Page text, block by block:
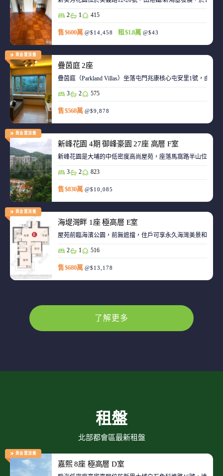
2 1 415
售 $600萬 @$14,458 租 $1.8萬 @$43
黃金置頂盤
疊茵庭 2座
疊茵庭（Parkland Villas）坐落屯門兆康核心屯安里1號，由
3 2 575
售 $568萬 @$9,878
黃金置頂盤
新峰花園 4期 御峰豪園 27座 高層 F室
新峰花園是大埔的中低密度高尚屋苑，座落馬窩路半山位置
3 2 823
售 $830萬 @$10,085
黃金置頂盤
海堤灣畔 1座 極高層 E室
屋苑前臨海濱公園，前無遮擋，住戶可享永久海灣美景和赤
2 1 516
售 $680萬 @$13,178
了解更多
租盤
北部都會區最新租盤
黃金置頂盤
嘉熙 8座 極高層 D室